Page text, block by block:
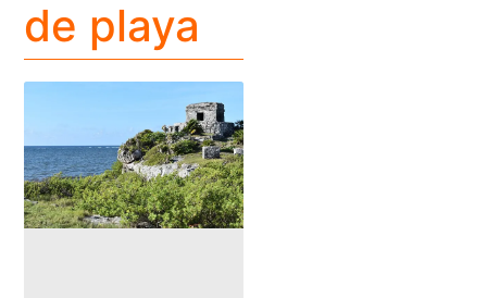
de playa